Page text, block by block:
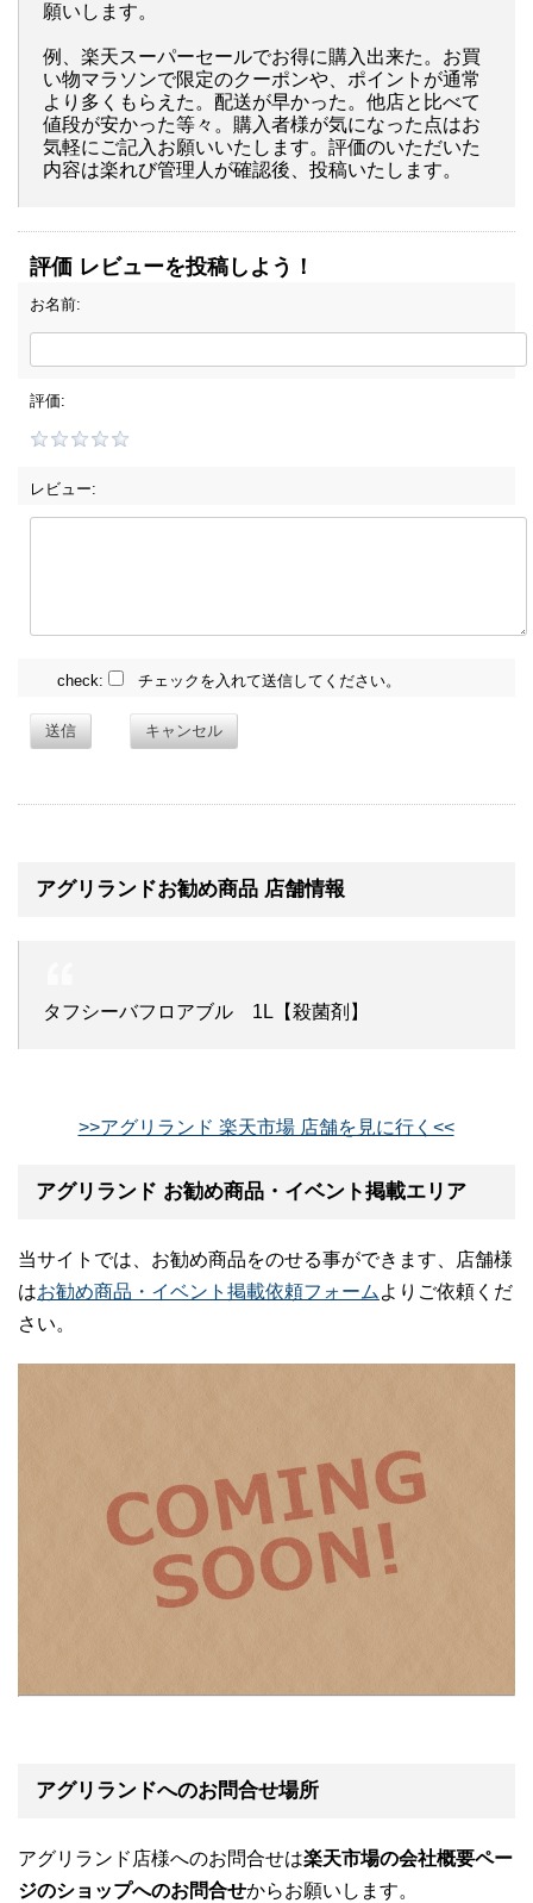
願いします。
例、楽天スーパーセールでお得に購入出来た。お買
い物マラソンで限定のクーポンや、ポイントが通常
より多くもらえた。配送が早かった。他店と比べて
値段が安かった等々。購入者様が気になった点はお
気軽にご記入お願いいたします。評価のいただいた
内容は楽れび管理人が確認後、投稿いたします。
評価 レビューを投稿しよう！
お名前:
評価:
レビュー:
check: チェックを入れて送信してください。
送信 キャンセル
アグリランドお勧め商品 店舗情報
タフシーバフロアブル 1L【殺菌剤】
>>アグリランド 楽天市場 店舗を見に行く<<
アグリランド お勧め商品・イベント掲載エリア
当サイトでは、お勧め商品をのせる事ができます、店舗様
はお勧め商品・イベント掲載依頼フォーム よりご依頼くだ
さい。
アグリランドへのお問合せ場所
アグリランド店様へのお問合せは楽天市場の会社概要ペー
ジのショップへのお問合せからお願いします。